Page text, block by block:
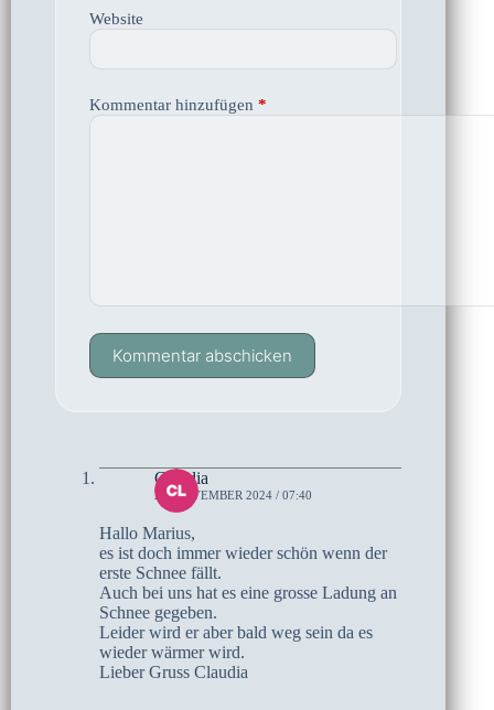
Website
Kommentar hinzufügen *
Kommentar abschicken
Claudia
23. NOVEMBER 2024 / 07:40
Hallo Marius,
es ist doch immer wieder schön wenn der
erste Schnee fällt.
Auch bei uns hat es eine grosse Ladung an
Schnee gegeben.
Leider wird er aber bald weg sein da es
wieder wärmer wird.
Lieber Gruss Claudia